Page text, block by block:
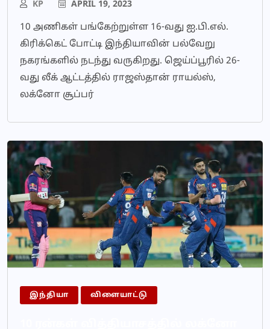
KP APRIL 19, 2023
10 அணிகள் பங்கேற்றுள்ள 16-வது ஐ.பி.எல்.
கிரிக்கெட் போட்டி இந்தியாவின் பல்வேறு
நகரங்களில் நடந்து வருகிறது. ஜெய்ப்பூரில் 26-
வது லீக் ஆட்டத்தில் ராஜஸ்தான் ராயல்ஸ்,
லக்னோ சூப்பர்
இந்தியா விளையாட்டு